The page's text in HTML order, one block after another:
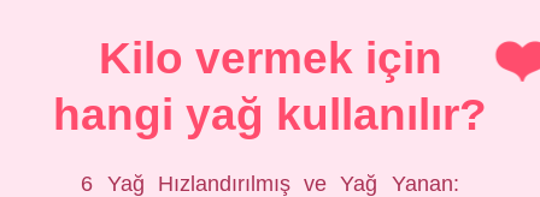
Kilo vermek için
hangi yağ kullanılır?
6 Yağ Hızlandırılmış ve Yağ Yanan: